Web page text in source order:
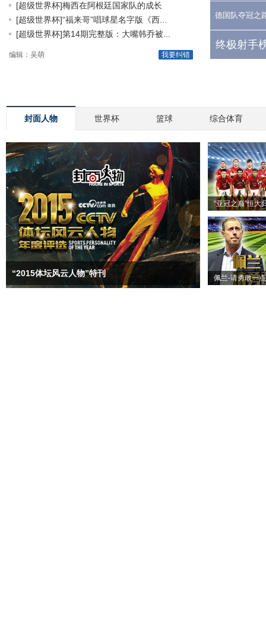
[超级世界杯]梅西在阿根廷国家队的成长
[超级世界杯]“福来哥”唱球星名字版《西...
[超级世界杯]第14期完整版：大嘴韩乔被...
我要纠错
编辑：吴萌
德国队夺冠之
终极射手
封面人物 世界杯 篮球 综合体育
“2015体坛风云人物”特刊
“亚冠之巅”恒大
佩兰-请勇敢一点